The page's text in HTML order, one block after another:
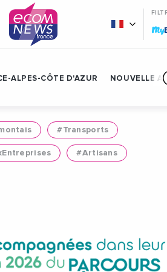
My
ALPES-CÔTE D'AZUR NOUVELLE
#Transports
#Artisans